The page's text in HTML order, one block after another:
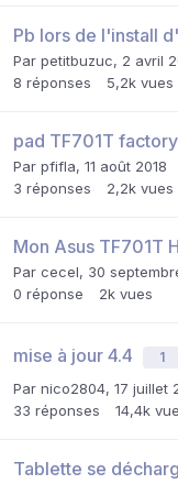
Pb lors de l'install
Par petitbuzuc, 2 avril
8 réponses 5,2k vues
pad TF701T
Par pfifla, 11 août 2018
3 réponses 2,2k vues
Mon Asus TF701T
Par cecel, 30
0 réponse 2k vues
mise à jour 4.4 1
Par nico2804, 17 juillet
33 réponses 14,4k
Tablette se